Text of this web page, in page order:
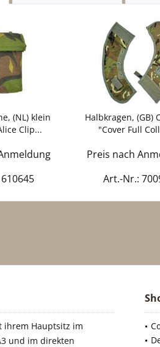
(NL) klein
Clip...
Halbkragen, (GB)
"Cover Full
Preis nach
Art.-Nr.:
ihrem Hauptsitz im
und im direkten